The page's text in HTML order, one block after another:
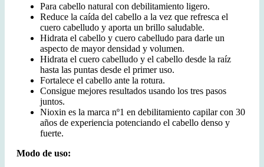
Para cabello natural con debilitamiento ligero.
Reduce la caída del cabello a la vez que refresca el
cuero cabelludo y aporta un brillo saludable.
Hidrata el cabello y cuero cabelludo para darle un
aspecto de mayor densidad y volumen.
Hidrata el cuero cabelludo y el cabello desde la raíz
hasta las puntas desde el primer uso.
Fortalece el cabello ante la rotura.
Consigue mejores resultados usando los tres pasos
juntos.
Nioxin es la marca nº1 en debilitamiento capilar con 30
años de experiencia potenciando el cabello denso y
fuerte.
Modo de uso: